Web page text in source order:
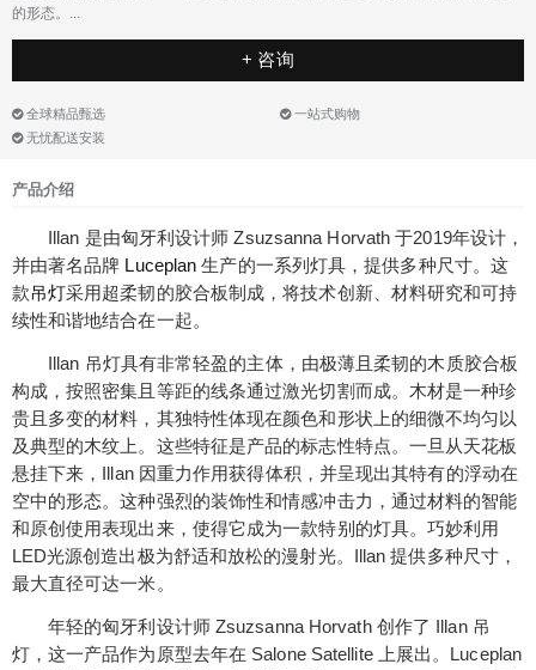
的形态。...
+ 咨询
全球精品甄选
一站式购物
无忧配送安装
产品介绍
Illan 是由匈牙利设计师 Zsuzsanna Horvath 于2019年设计，
并由著名品牌 Luceplan 生产的一系列灯具，提供多种尺寸。这
款吊灯采用超柔韧的胶合板制成，将技术创新、材料研究和可持
续性和谐地结合在一起。
Illan 吊灯具有非常轻盈的主体，由极薄且柔韧的木质胶合板
构成，按照密集且等距的线条通过激光切割而成。木材是一种珍
贵且多变的材料，其独特性体现在颜色和形状上的细微不均匀以
及典型的木纹上。这些特征是产品的标志性特点。一旦从天花板
悬挂下来，Illan 因重力作用获得体积，并呈现出其特有的浮动在
空中的形态。这种强烈的装饰性和情感冲击力，通过材料的智能
和原创使用表现出来，使得它成为一款特别的灯具。巧妙利用
LED光源创造出极为舒适和放松的漫射光。Illan 提供多种尺寸，
最大直径可达一米。
年轻的匈牙利设计师 Zsuzsanna Horvath 创作了 Illan 吊
灯，这一产品作为原型去年在 Salone Satellite 上展出。Luceplan